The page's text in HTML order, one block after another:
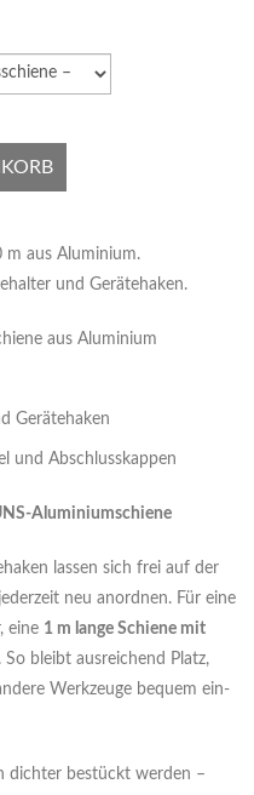
m aus Aluminium.
und Gerätehaken.
aus Aluminium
Gerätehaken
und Abschlusskappen
Aluminiumschiene
lassen sich frei auf der
neu anordnen. Für eine
eine 1 m lange Schiene mit
So bleibt ausreichend Platz,
Werkzeuge bequem ein-
dichter bestückt werden –